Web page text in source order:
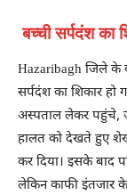
बच्ची सर्पदंश का
Hazaribagh जिले के
सर्पदंश का शिकार
अस्पताल लेकर पहुंचे,
हालत को देखते हुए
कर दिया। इसके बाद
लेकिन काफी इंतजार